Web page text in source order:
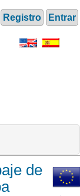
Registro Entrar
de